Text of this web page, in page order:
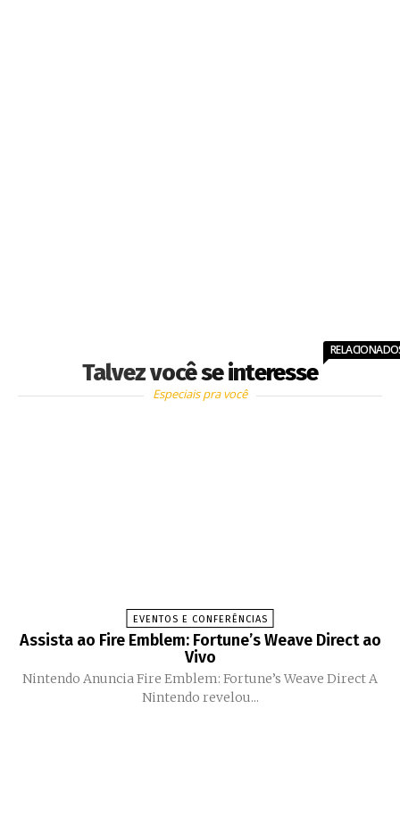
Talvez você se interesse
Especiais pra você
EVENTOS E CONFERÊNCIAS
Assista ao Fire Emblem: Fortune’s Weave Direct ao
Vivo
Nintendo Anuncia Fire Emblem: Fortune’s Weave Direct A
Nintendo revelou...